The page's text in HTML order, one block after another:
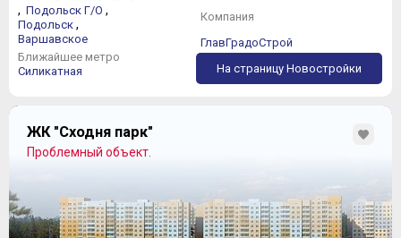
, Подольск Г/О ,
Подольск ,
Варшавское
Ближайшее метро
Силикатная
Компания
ГлавГрадоСтрой
На страницу Новостройки
ЖК "Сходня парк"
Проблемный объект.